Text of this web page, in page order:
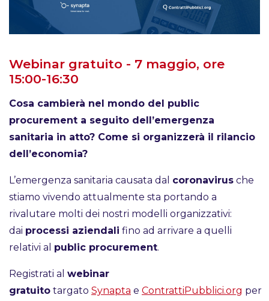
Webinar gratuito - 7 maggio, ore
15:00-16:30
Cosa cambierà nel mondo del public
procurement a seguito dell’emergenza
sanitaria in atto? Come si organizzerà il rilancio
dell’economia?
L’emergenza sanitaria causata dal coronavirus che
stiamo vivendo attualmente sta portando a
rivalutare molti dei nostri modelli organizzativi:
dai processi aziendali fino ad arrivare a quelli
relativi al public procurement.
Registrati al webinar
gratuito targato Synapta e ContrattiPubblici.org per